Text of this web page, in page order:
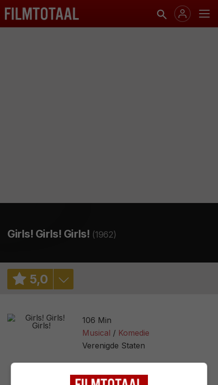
Girls! Girls! Girls! (1962)
5,0
5,6/ 3824
33%
2,3/ 66
106 Min
Musical
Komedie
Verenigde Staten